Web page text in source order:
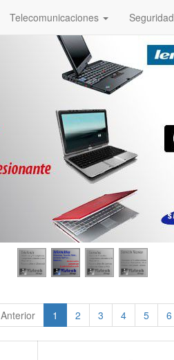
Telecomunicaciones Seguridad
Anterior 1 2 3 4 5 6